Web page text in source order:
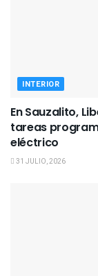
INTERIOR
En Sauzalito,
tareas
eléctrico
31 JULIO, 2026